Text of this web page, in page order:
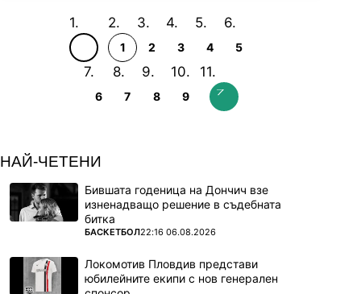
1 2 3 4 5
6 7 8 9
НАЙ-ЧЕТЕНИ
Бившата годеница на Дончич взе
изненадващо решение в съдебната
битка
ПОВЕЧЕ ОТ
БАСКЕТБОЛ22:16 06.08.2026
Локомотив Пловдив представи
юбилейните екипи с нов генерален